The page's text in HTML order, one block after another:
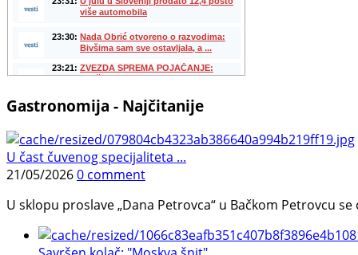
Gastronomija - Najčitanije
U čast čuvenog specijaliteta ...
21/05/20260 comment
U sklopu proslave „Dana Petrovca“ u Bačkom Petrovcu